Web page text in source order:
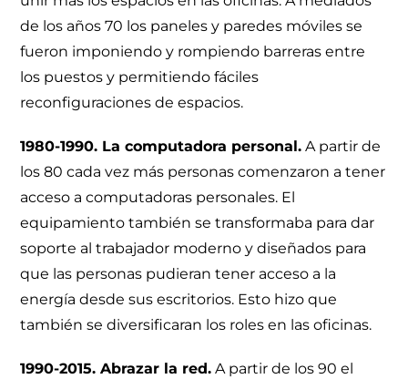
de los años 70 los paneles y paredes móviles se
fueron imponiendo y rompiendo barreras entre
los puestos y permitiendo fáciles
reconfiguraciones de espacios.
1980-1990. La computadora personal. A partir de
los 80 cada vez más personas comenzaron a tener
acceso a computadoras personales. El
equipamiento también se transformaba para dar
soporte al trabajador moderno y diseñados para
que las personas pudieran tener acceso a la
energía desde sus escritorios. Esto hizo que
también se diversificaran los roles en las oficinas.
1990-2015. Abrazar la red. A partir de los 90 el